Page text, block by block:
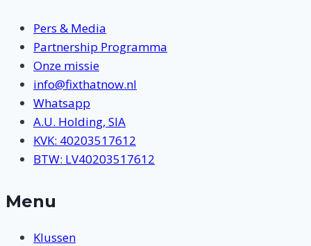
Pers & Media
Partnership Programma
Onze missie
info@fixthatnow.nl
Whatsapp
A.U. Holding, SIA
KVK: 40203517612
BTW: LV40203517612
Menu
Klussen